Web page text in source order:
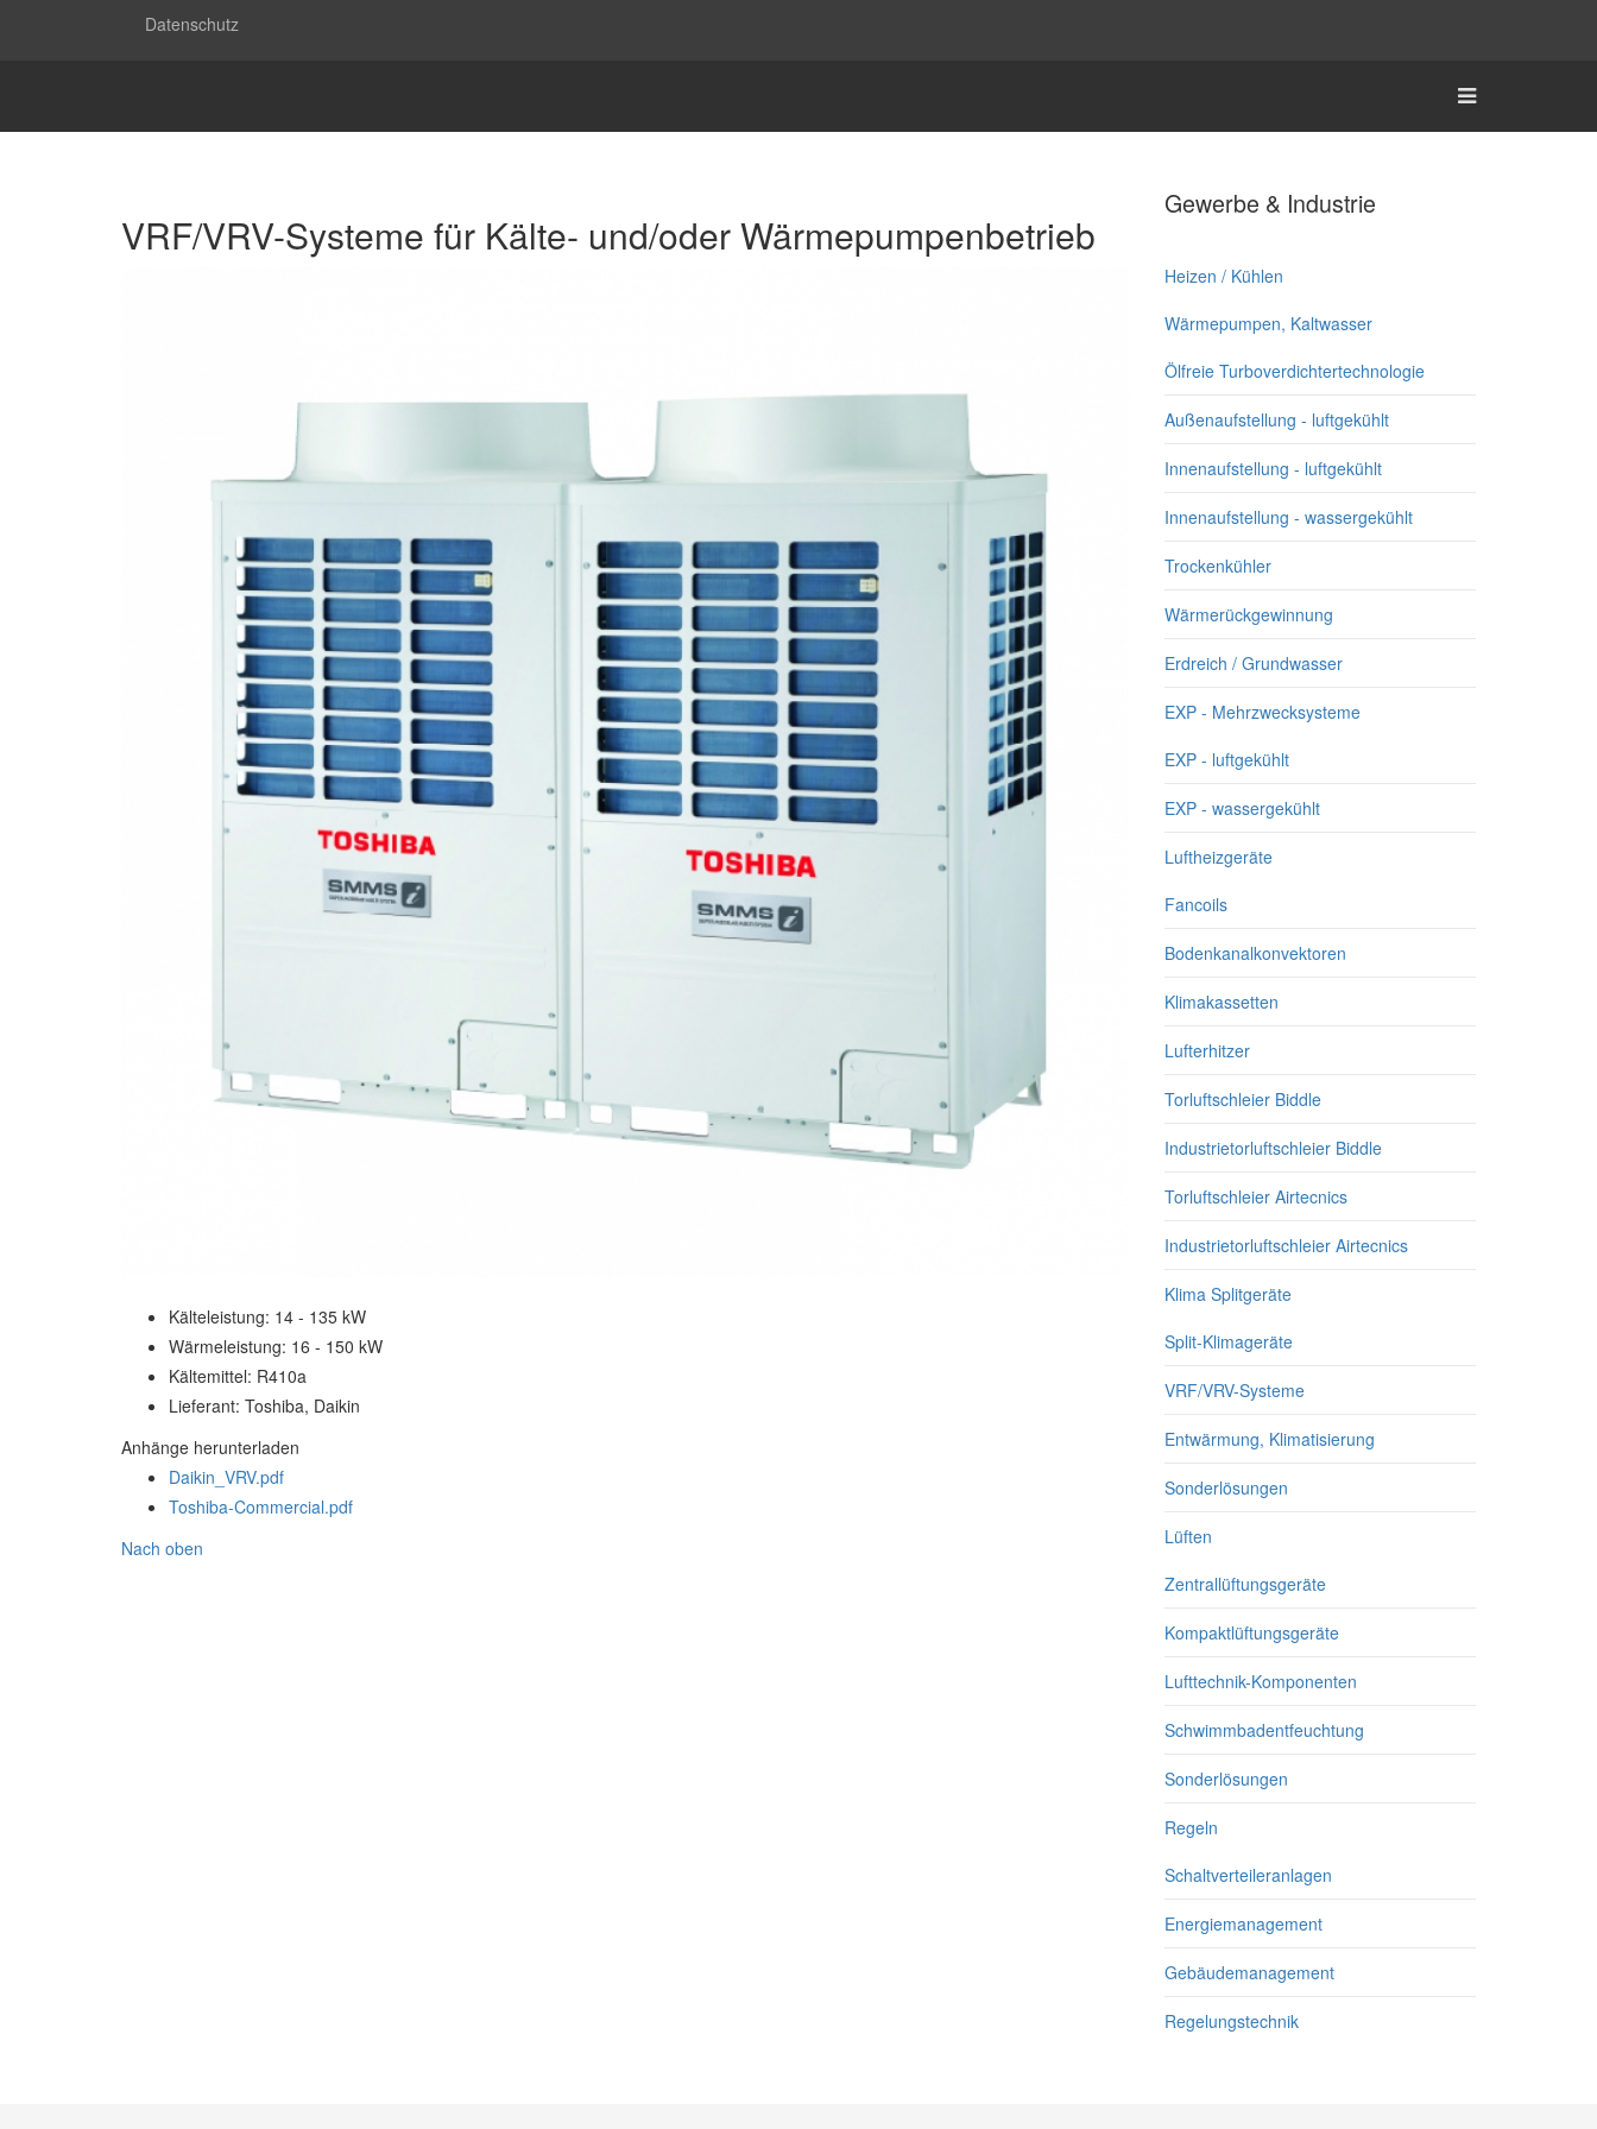
Datenschutz
VRF/VRV-Systeme für Kälte- und/oder Wärmepumpenbetrieb
Kälteleistung: 14 - 135 kW
Wärmeleistung: 16 - 150 kW
Kältemittel: R410a
Lieferant: Toshiba, Daikin
Anhänge herunterladen
Daikin_VRV.pdf
Toshiba-Commercial.pdf
Nach oben
Gewerbe & Industrie
Heizen / Kühlen
Wärmepumpen, Kaltwasser
Ölfreie Turboverdichtertechnologie
Außenaufstellung - luftgekühlt
Innenaufstellung - luftgekühlt
Innenaufstellung - wassergekühlt
Trockenkühler
Wärmerückgewinnung
Erdreich / Grundwasser
EXP - Mehrzwecksysteme
EXP - luftgekühlt
EXP - wassergekühlt
Luftheizgeräte
Fancoils
Bodenkanalkonvektoren
Klimakassetten
Lufterhitzer
Torluftschleier Biddle
Industrietorluftschleier Biddle
Torluftschleier Airtecnics
Industrietorluftschleier Airtecnics
Klima Splitgeräte
Split-Klimageräte
VRF/VRV-Systeme
Entwärmung, Klimatisierung
Sonderlösungen
Lüften
Zentrallüftungsgeräte
Kompaktlüftungsgeräte
Lufttechnik-Komponenten
Schwimmbadentfeuchtung
Sonderlösungen
Regeln
Schaltverteileranlagen
Energiemanagement
Gebäudemanagement
Regelungstechnik